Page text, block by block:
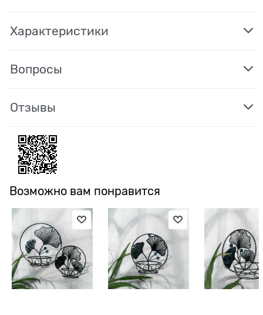
Характеристики
Вопросы
Отзывы
Возможно вам понравится